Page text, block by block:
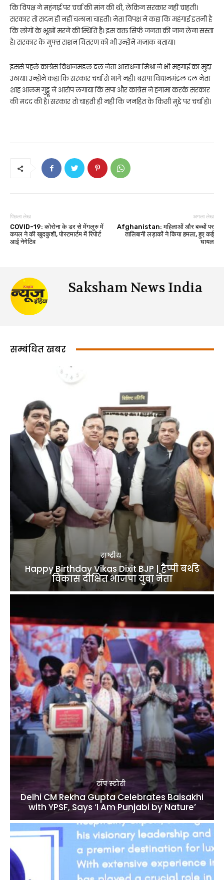
कि विपक्ष ने महंगाई पर चर्चा की मांग की थी, लेकिन सरकार नहीं चाहती।
सरकार तो सदन ही नहीं चलाना चाहती। नेता विपक्ष ने कहा कि महंगाई इतनी है
कि लोगों के भूखों मरने की स्थिति है। इस वक्त सिर्फ जनता की जान लेना सस्ता
है। सरकार के मुफ्त राशन वितरण को भी उन्होंने मजाक बताया।
इससे पहले कांग्रेस विधानमंडल दल नेता आराधना मिश्रा ने भी महंगाई का मुद्दा
उठाया। उन्होंने कहा कि सरकार चर्चा से भागे नहीं। बसपा विधानमंडल दल नेता
शाह आलम गुड्डू ने आरोप लगाया कि सपा और कांग्रेस ने हंगामा करके सरकार
की मदद की है। सरकार तो चाहती ही नहीं कि जनहित के किसी मुद्दे पर चर्चा हो।
पिछला लेख
COVID-19: कोरोना के डर से मेंगलुरु में
कपल ने की खुदकुशी, पोस्टमार्टम में रिपोर्ट
आई नेगेटिव
अगला लेख
Afghanistan: महिलाओं और बच्चों पर
तालिबानी लड़ाकों ने किया हमला, हुए कई
घायल
Saksham News India
सम्बंधित खबर
राष्ट्रीय
Happy Birthday Vikas Dixit BJP | हैप्पी बर्थडे
विकास दीक्षित भाजपा युवा नेता
टॉप स्टोरी
Delhi CM Rekha Gupta Celebrates Baisakhi
with YPSF, Says ‘I Am Punjabi by Nature’